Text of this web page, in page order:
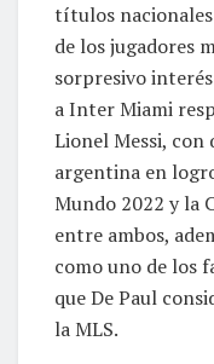
títulos
de los jugadores
sorpresivo
a Inter Miami
Lionel Messi,
argentina en
Mundo 2022 y la
entre ambos,
como uno de los
que De Paul
la MLS.